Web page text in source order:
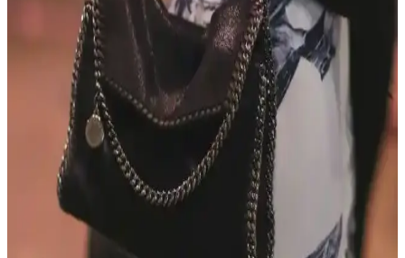
Gossamer Gear Vagabond Jet: Hafif ve Fonksiyonel
OneBag Seyahat Çantası İncelemesi
Gossamer Gear Vagabond Jet, hafifliği ve koruyucu laptop
bölmesiyle 3-7 günlük seyahatler için ideal. Şehir içi ve doğa
yürüyüşlerinde pratik kullanım sunar, ancak yağmurda ek önlem
gerekebilir.
Chanel Çanta ile Geniş Paça Denim Kombini:
Gündelik Şıklık ve Rahatlık Dengesi
Chanel beyaz crossbody çanta, geniş paça denim ve puff sleeve
üstlerle kombinlenerek gündelik şıklık ve rahatlığı bir arada sunuyor.
Bu kombin, sade ve konforlu bir stil yaratıyor.